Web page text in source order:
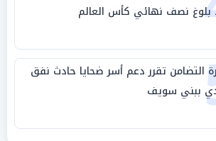
بلوغ نصف نهائي كأس العالم
التضامن تقرر دعم أسر ضحايا حادث نفق
ببني سويف